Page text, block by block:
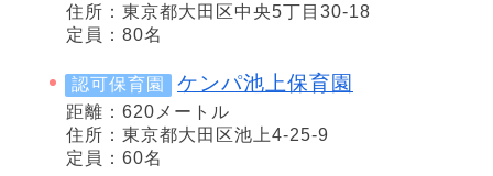
住所：東京都大田区中央5丁目30-18
定員：80名
認可保育園 ケンパ池上保育園
距離：620メートル
住所：東京都大田区池上4-25-9
定員：60名